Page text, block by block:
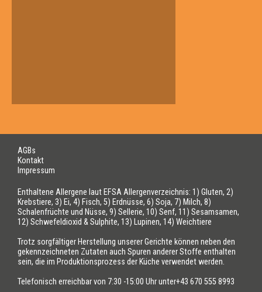
AGBs
Kontakt
Impressum
Enthaltene Allergene laut EFSA Allergenverzeichnis: 1) Gluten, 2)
Krebstiere, 3) Ei, 4) Fisch, 5) Erdnüsse, 6) Soja, 7) Milch, 8)
Schalenfrüchte und Nüsse, 9) Sellerie, 10) Senf, 11) Sesamsamen,
12) Schwefeldioxid & Sulphite, 13) Lupinen, 14) Weichtiere
Trotz sorgfältiger Herstellung unserer Gerichte können neben den
gekennzeichneten Zutaten auch Spuren anderer Stoffe enthalten
sein, die im Produktionsprozess der Küche verwendet werden.
Telefonisch erreichbar von 7:30 -15:00 Uhr unter+43 670 555 8993